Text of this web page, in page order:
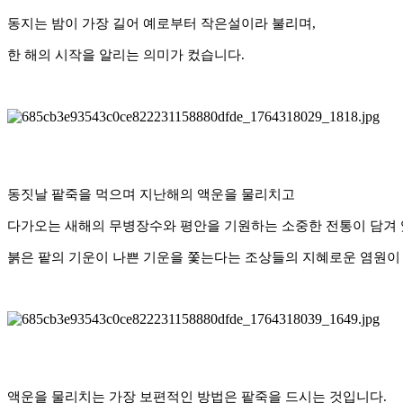
동지는 밤이 가장 길어 예로부터 작은설이라 불리며,
한 해의 시작을 알리는 의미가 컸습니다.
동짓날 팥죽을 먹으며 지난해의 액운을 물리치고
다가오는 새해의 무병장수와 평안을 기원하는 소중한 전통이 담겨
붉은 팥의 기운이 나쁜 기운을 쫓는다는 조상들의 지혜로운 염원
액운을 물리치는 가장 보편적인 방법은 팥죽을 드시는 것입니다.